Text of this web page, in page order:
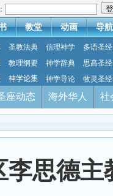
教堂 动画 导航
圣教法典 信理神学
多语圣经
教理纲要 神学辞典
思高圣经
神学论集 神学导论 牧灵圣经
座动态 海外华人 社
李思德主